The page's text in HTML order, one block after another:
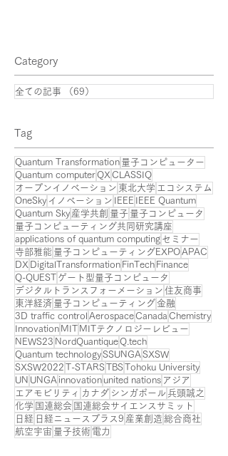
Category
全ての記事 （69）
​Tag
Quantum Transformation 量子コンピューター
Quantum computerQX CLASSIQ
オープンイノベーション 東北大学 エコシステム
OneSky イノベーション IEEE IEEE Quantum
Quantum Sky 産学共創 量子 量子コンピュータ
量子コンピューティング共同研究講座
applications of quantum computing セミナー
寺部雅能 量子コンピューティングEXPOAPAC
DX DigitalTransformation FinTech Finance
Q-QUEST ゲート型量子コンピュータ
デジタルトランスフォーメーション 住友商事
東洋経済 量子コンピューティング金融
3D traffic control Aerospace Canada Chemistry
Innovation MIT MITテクノロジーレビュー
NEWS23 NordQuantiqueQ.tech
Quantum technologySSUNGASXSW
SXSW2022 T-STARSTBSTohoku University
UN UNGA innovation united nations アジア
エアモビリティ
カナダ シンガポール 兵頭誠之
化学 国連総会 国連総会サイエンスサミット
日経 日経ニュースプラス9 産業創造 総合商社
航空宇宙 量子技術 電力